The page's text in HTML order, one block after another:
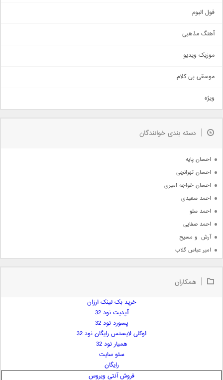
اجتماعی
حماسی
سنتی
اهنگ بندرعباسی
دمو
مذهبی
جدیدترین ها
فول البوم
آهنگ مذهبی
موزیک ویدیو
موسقی بی کلام
ویژه
دسته بندی خوانندگان
احسان پایه
احسان تهرانچی
احسان خواجه امیری
احمد سعیدی
احمد سلو
احمد صفایی
آرش  و مسیح
امیر عباس گلاب
امیر علی
همکاران
خرید بک لینک ارزان
آپدیت نود 32
پسورد نود 32
اوکلی لایسنس رایگان نود 32
همیار نود 32
سئو سایت
رایگان
فروش آنتی ویروس